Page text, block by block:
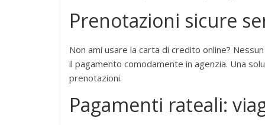
Prenotazioni sicure
Non ami usare la carta di credito online?
il pagamento comodamente in agenzia. Una
prenotazioni.
Pagamenti rateali: